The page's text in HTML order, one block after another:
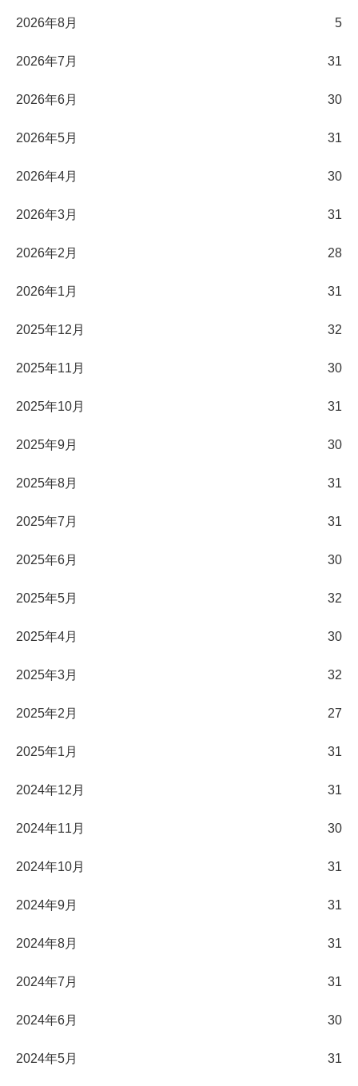
2026年8月 5
2026年7月 31
2026年6月 30
2026年5月 31
2026年4月 30
2026年3月 31
2026年2月 28
2026年1月 31
2025年12月 32
2025年11月 30
2025年10月 31
2025年9月 30
2025年8月 31
2025年7月 31
2025年6月 30
2025年5月 32
2025年4月 30
2025年3月 32
2025年2月 27
2025年1月 31
2024年12月 31
2024年11月 30
2024年10月 31
2024年9月 31
2024年8月 31
2024年7月 31
2024年6月 30
2024年5月 31